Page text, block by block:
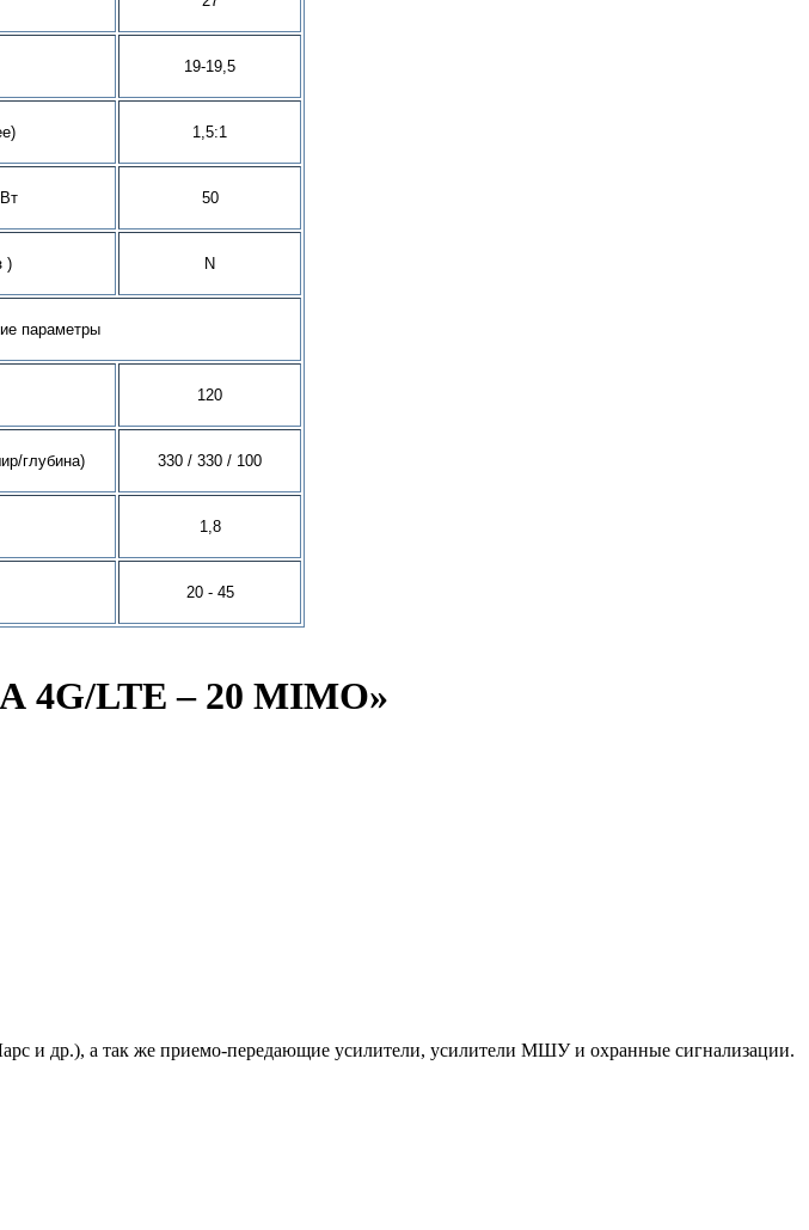
19-19,5
1,5:1
50
) N
параметры
120
глубина) 330 / 330 / 100
1,8
20 - 45
4G/LTE – 20 MIMO»
и др.), а так же приемо-передающие усилители, усилители МШУ и охранные сигнализации.